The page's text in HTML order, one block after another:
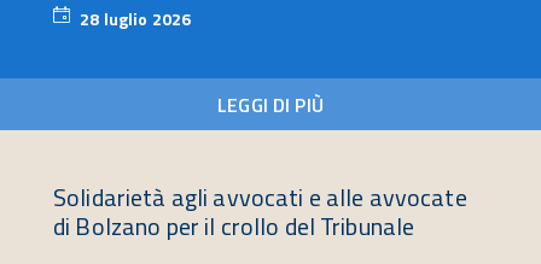
28 luglio 2026
LEGGI DI PIÙ
Solidarietà agli avvocati e alle avvocate
di Bolzano per il crollo del Tribunale